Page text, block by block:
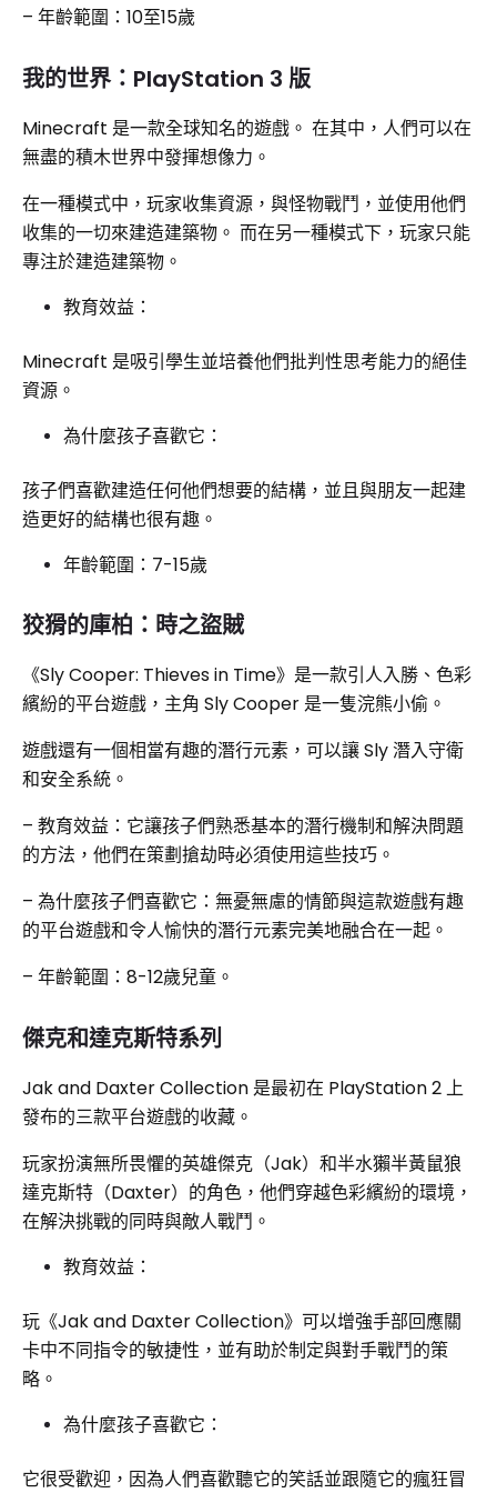
– 年齡範圍：10至15歲
我的世界：PlayStation 3 版
Minecraft 是一款全球知名的遊戲。 在其中，人們可以在
無盡的積木世界中發揮想像力。
在一種模式中，玩家收集資源，與怪物戰鬥，並使用他們
收集的一切來建造建築物。 而在另一種模式下，玩家只能
專注於建造建築物。
教育效益：
Minecraft 是吸引學生並培養他們批判性思考能力的絕佳
資源。
為什麼孩子喜歡它：
孩子們喜歡建造任何他們想要的結構，並且與朋友一起建
造更好的結構也很有趣。
年齡範圍：7-15歲
狡猾的庫柏：時之盜賊
《Sly Cooper: Thieves in Time》是一款引人入勝、色彩
繽紛的平台遊戲，主角 Sly Cooper 是一隻浣熊小偷。
遊戲還有一個相當有趣的潛行元素，可以讓 Sly 潛入守衛
和安全系統。
– 教育效益：它讓孩子們熟悉基本的潛行機制和解決問題
的方法，他們在策劃搶劫時必須使用這些技巧。
– 為什麼孩子們喜歡它：無憂無慮的情節與這款遊戲有趣
的平台遊戲和令人愉快的潛行元素完美地融合在一起。
– 年齡範圍：8-12歲兒童。
傑克和達克斯特系列
Jak and Daxter Collection 是最初在 PlayStation 2 上
發布的三款平台遊戲的收藏。
玩家扮演無所畏懼的英雄傑克（Jak）和半水獺半黃鼠狼
達克斯特（Daxter）的角色，他們穿越色彩繽紛的環境，
在解決挑戰的同時與敵人戰鬥。
教育效益：
玩《Jak and Daxter Collection》可以增強手部回應關
卡中不同指令的敏捷性，並有助於制定與對手戰鬥的策
略。
為什麼孩子喜歡它：
它很受歡迎，因為人們喜歡聽它的笑話並跟隨它的瘋狂冒